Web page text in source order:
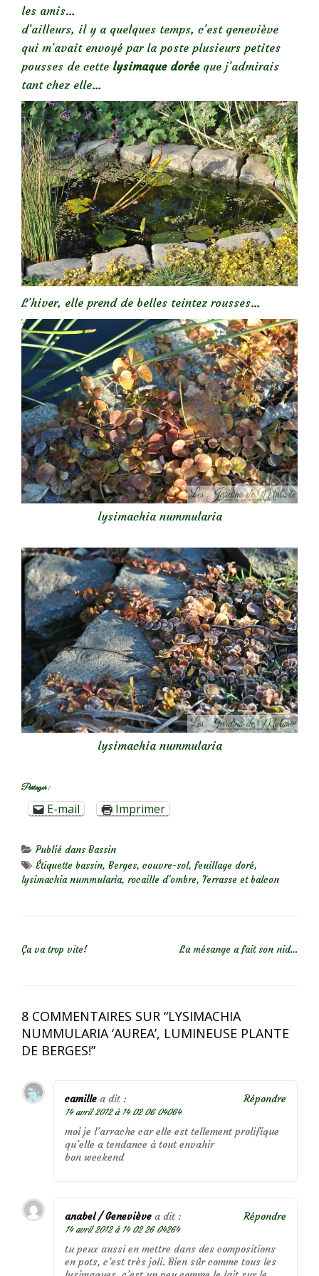
les amis…
d’ailleurs, il y a quelques temps, c’est geneviève
qui m’avait envoyé par la poste plusieurs petites
pousses de cette lysimaque dorée que j’admirais
tant chez elle…
L’hiver, elle prend de belles teintez rousses…
lysimachia nummularia
lysimachia nummularia
Partager :
E-mail Imprimer
Publié dansBassin
Étiquette bassin, Berges, couvre-sol, feuillage doré,
lysimachia nummularia, rocaille d'ombre, Terrasse et balcon
Ça va trop vite! La mésange a fait son nid…
8 COMMENTAIRES SUR “LYSIMACHIA
NUMMULARIA ‘AUREA’, LUMINEUSE PLANTE
DE BERGES!”
camille a dit :
14 avril 2012 à 14 02 06 04064
moi je l’arrache car elle est tellement prolifique
qu’elle a tendance à tout envahir
bon weekend
Répondre
anabel / Geneviève a dit :
14 avril 2012 à 14 02 26 04264
tu peux aussi en mettre dans des compositions
en pots, c’est très joli. Bien sûr comme tous les
Répondre